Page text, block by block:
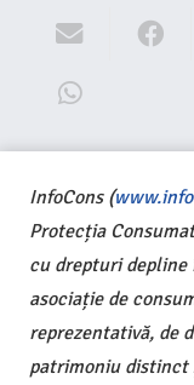
InfoCons (
Protecția
cu drepturi depline
asociație de
reprezentativă, de
patrimoniu distinct